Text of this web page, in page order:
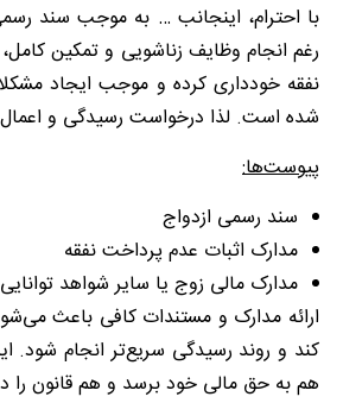
با احترام، اینجانب … به موجب سند
رغم انجام وظایف زناشویی و تمکین
نفقه خودداری کرده و موجب ایجاد
شده است. لذا درخواست رسیدگی و اعمال
پیوست‌ها:
سند رسمی ازدواج
مدارک اثبات عدم پرداخت نفقه
مدارک مالی زوج یا سایر شواهد
ارائه مدارک و مستندات کافی باعث
کند و روند رسیدگی سریع‌تر انجام شود.
هم به حق مالی خود برسد و هم قانون را